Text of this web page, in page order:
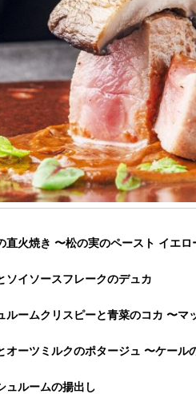
直火焼き 〜松の実のペースト イエロ
ソイソースフレークのデュカ
ルームクリスピーと青菜のコカ 〜マ
オーツミルクのポタージュ 〜ケール
ュルームの揚出し